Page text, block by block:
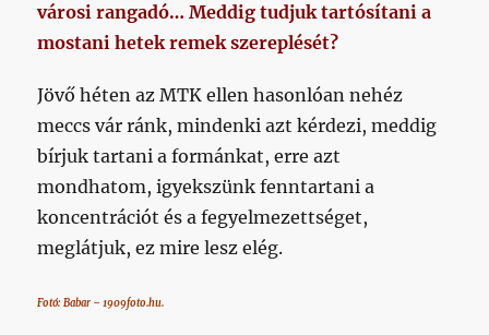
városi rangadó… Meddig tudjuk tartósítani a
mostani hetek remek szereplését?
Jövő héten az MTK ellen hasonlóan nehéz
meccs vár ránk, mindenki azt kérdezi, meddig
bírjuk tartani a formánkat, erre azt
mondhatom, igyekszünk fenntartani a
koncentrációt és a fegyelmezettséget,
meglátjuk, ez mire lesz elég.
Fotó: Babar – 1909foto.hu.